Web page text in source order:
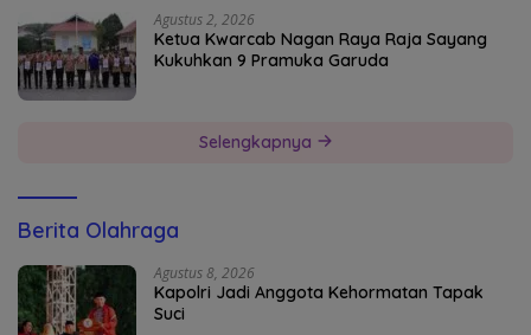
Agustus 2, 2026
Ketua Kwarcab Nagan Raya Raja Sayang
Kukuhkan 9 Pramuka Garuda
Selengkapnya
Berita Olahraga
Agustus 8, 2026
Kapolri Jadi Anggota Kehormatan Tapak
Suci